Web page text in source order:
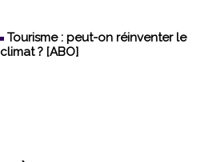
Tourisme : peut-on réinventer le
climat ? [ABO]